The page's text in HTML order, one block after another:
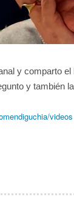
y comparto
y también
videos